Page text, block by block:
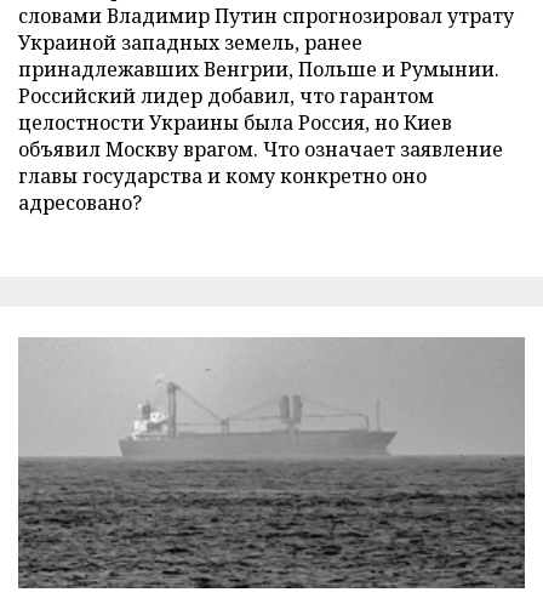
словами Владимир Путин спрогнозировал утрату
Украиной западных земель, ранее
принадлежавших Венгрии, Польше и Румынии.
Российский лидер добавил, что гарантом
целостности Украины была Россия, но Киев
объявил Москву врагом. Что означает заявление
главы государства и кому конкретно оно
адресовано?